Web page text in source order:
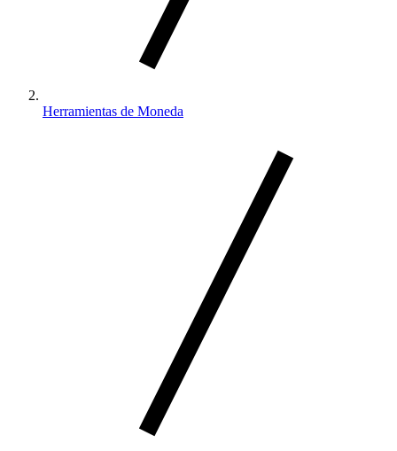
Herramientas de Moneda